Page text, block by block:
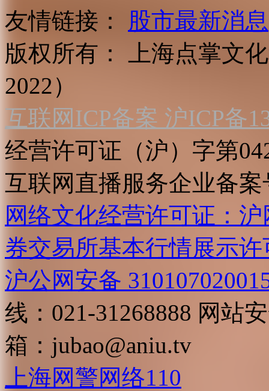
友情链接：
股市最新消息
版权所有：
上海点掌文
2022）
互联网ICP备案 沪ICP备
经营许可证（沪）字第
互联网直播服务企业备案
网络文化经营许可证：
券交易所基本行情展示许
沪公网安备
线：021-31268888 网站
箱： jubao@aniu.tv
上海网警网络110